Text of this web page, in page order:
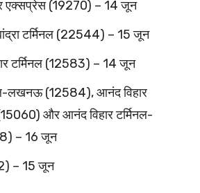
एक्सप्रेस (19270) – 14 जून
टर्मिनल (22544) – 15 जून
टर्मिनल (12583) – 14 जून
लखनऊ (12584), आनंद विहार
और आनंद विहार टर्मिनल-
– 16 जून
– 15 जून